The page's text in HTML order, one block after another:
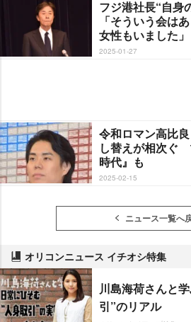
フジ港社長“自身
「そういう会は
女性もいました」
2025-01-27
令和ロマン高比
し替えが相次ぐ
時代』も
2025-02-15
ニュース一覧へ
オリコンニュース イチオシ特集
川島海荷さんと
引”のリアル